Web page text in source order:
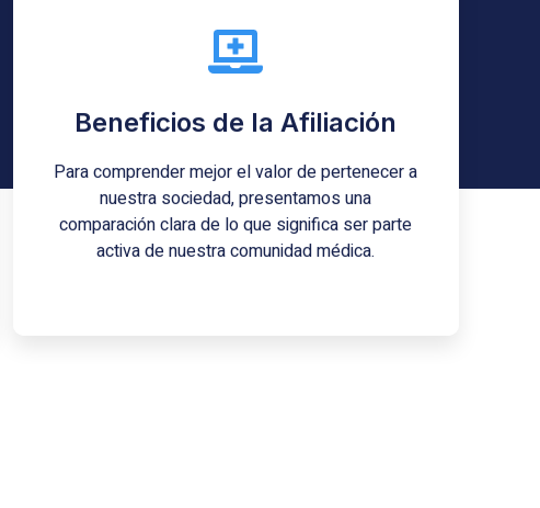
Beneficios de la Afiliación
Para comprender mejor el valor de pertenecer a
nuestra sociedad, presentamos una
comparación clara de lo que significa ser parte
activa de nuestra comunidad médica.
Fortalezcamos juntos
nuestra especialidad
juntos podemos elevar los estándares de
contribuir significativamente a la salud de
nuestra región.
Consulte Aquí